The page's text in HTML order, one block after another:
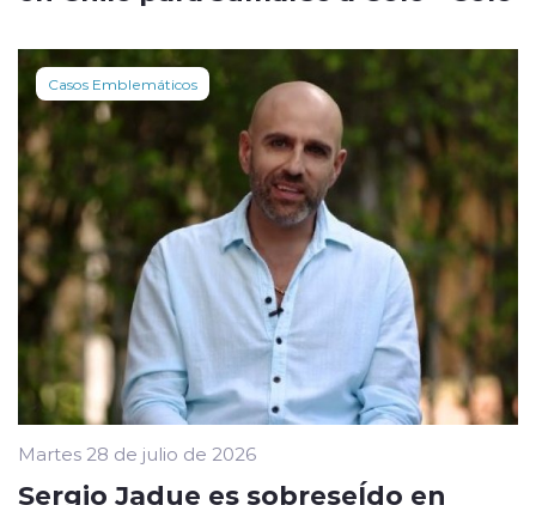
Casos Emblemáticos
Martes 28 de julio de 2026
Sergio Jadue es sobreseÍdo en